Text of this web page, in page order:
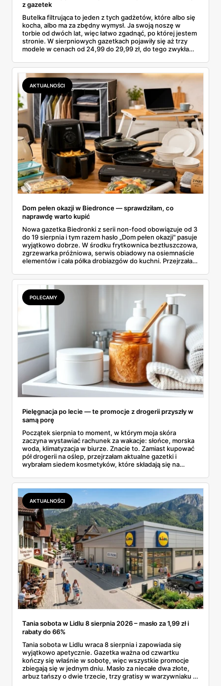
z gazetek
Butelka filtrująca to jeden z tych gadżetów, które albo się
kocha, albo ma za zbędny wymysł. Ja swoją noszę w
torbie od dwóch lat, więc łatwo zgadnąć, po której jestem
stronie. W sierpniowych gazetkach pojawiły się aż trzy
modele w cenach od 24,99 do 29,99 zł, do tego zwykła
wszystkie oferty i policzyłam, kiedy taki zakup faktycznie
się opłaca.
AKTUALNOŚCI
Dom pełen okazji w Biedronce — sprawdziłam, co
naprawdę warto kupić
Nowa gazetka Biedronki z serii non-food obowiązuje od 3
do 19 sierpnia i tym razem hasło „Dom pełen okazji" pasuje
wyjątkowo dobrze. W środku frytkownica beztłuszczowa,
zgrzewarka próżniowa, serwis obiadowy na osiemnaście
elementów i cała półka drobiazgów do kuchni. Przejrzałam
się przy półce z samego rana.
POLECAMY
Pielęgnacja po lecie — te promocje z drogerii przyszły w
samą porę
Początek sierpnia to moment, w którym moja skóra
zaczyna wystawiać rachunek za wakacje: słońce, morska
woda, klimatyzacja w biurze. Znacie to. Zamiast kupować
pół drogerii na oślep, przejrzałam aktualne gazetki i
wybrałam siedem kosmetyków, które składają się na
dermokosmetyki Vichy. Wszystkie ceny sprawdziłam w
ofertach, terminy też.
AKTUALNOŚCI
Tania sobota w Lidlu 8 sierpnia 2026 – masło za 1,99 zł i
rabaty do 66%
Tania sobota w Lidlu wraca 8 sierpnia i zapowiada się
wyjątkowo apetycznie. Gazetka ważna od czwartku
kończy się właśnie w sobotę, więc wszystkie promocje
zbiegają się w jednym dniu. Masło za niecałe dwa złote,
arbuz tańszy o dwie trzecie, trzy gratisy w warzywniaku i